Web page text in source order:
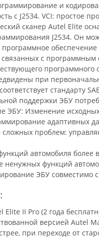
и
с J2534. VCI: простое
сканер Autel Elite
J2534. Он
программное
с программным
при
стандарту
поддержки ЭБУ
ЭБУ: Изменение
адаптивных
проблем:
автомобиля более
функций
ЭБУ совместимо
Elite II Pro (2 года
версией Autel
при переходе от